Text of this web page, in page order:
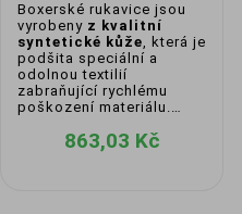
Boxerské rukavice jsou
vyrobeny z kvalitní
syntetické kůže, která je
podšita speciální a
odolnou textilií
zabraňující rychlému
poškození materiálu.
ActivClima .
863,03 Kč